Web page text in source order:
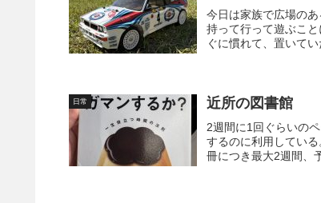
今日は家族で広場の
持って行って遊ぶこ
ぐに慣れて、置いて
日常 近所の図書館
2週間に1回ぐらいの
するのに利用してい
冊につき最大2週間、